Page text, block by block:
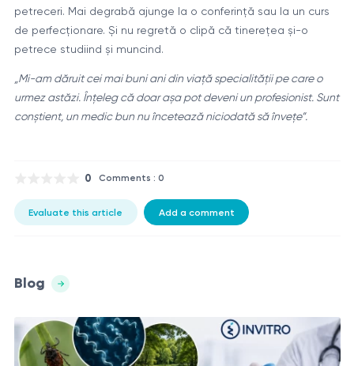
petreceri. Mai degrabă ajunge la o conferință sau la un curs
de perfecționare. Și nu regretă o clipă că tinerețea și-o
petrece studiind și muncind.
„Mi-am dăruit cei mai buni ani din viață specialității pe care o
urmez astăzi. Înțeleg că doar așa pot deveni un profesionist. Sunt
conștient, un medic bun nu încetează niciodată să învețe”.
0 Comments : 0
Evaluate this article Add a comment
Blog